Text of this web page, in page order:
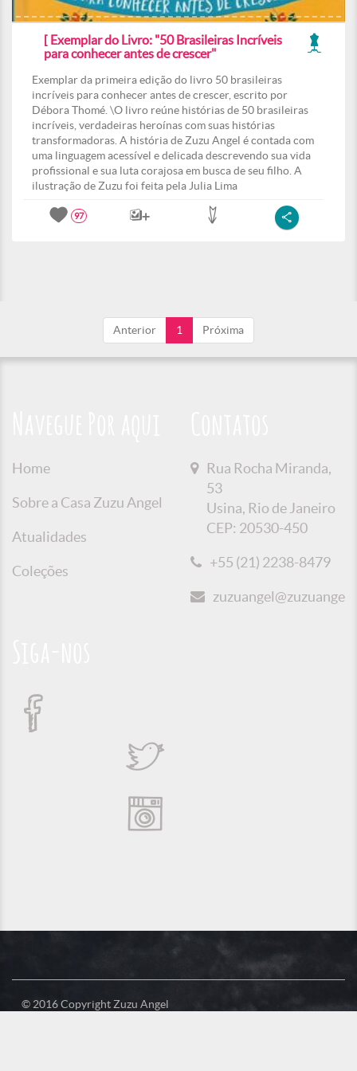
[ Exemplar do Livro: "50 Brasileiras Incríveis
para conhecer antes de crescer"
Exemplar da primeira edição do livro 50 brasileiras
incríveis para conhecer antes de crescer, escrito por
Débora Thomé. \O livro reúne histórias de 50 brasileiras
incríveis, verdadeiras heroínas com suas histórias
transformadoras. A história de Zuzu Angel é contada com
uma linguagem acessível e delicada descrevendo sua vida
profissional e sua luta corajosa em busca de seu filho. A
ilustração de Zuzu foi feita pela Julia Lima
97
Anterior 1 Próxima
Home
Sobre a Casa Zuzu Angel
Atualidades
Coleções
Rua Rocha Miranda,
53
Usina, Rio de Janeiro
CEP: 20530-450
+55 (21) 2238-8479
© 2016 Copyright Zuzu Angel